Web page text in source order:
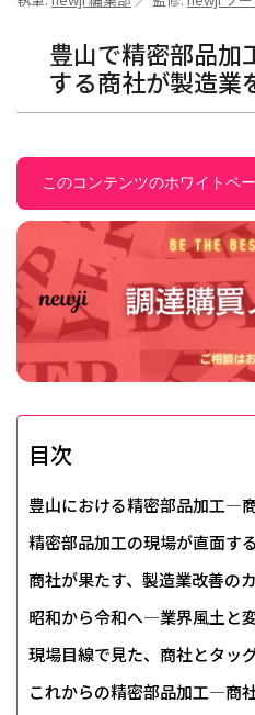
豊山で精密部品加
する商社が製造業
このコンテンツのホワイトペ
目次
豊山における精密部品加工―
精密部品加工の現場が直面す
商社が果たす、製造業改善の
昭和から令和へ―業界風土と
現場目線で見た、商社とタッ
これからの精密部品加工―商